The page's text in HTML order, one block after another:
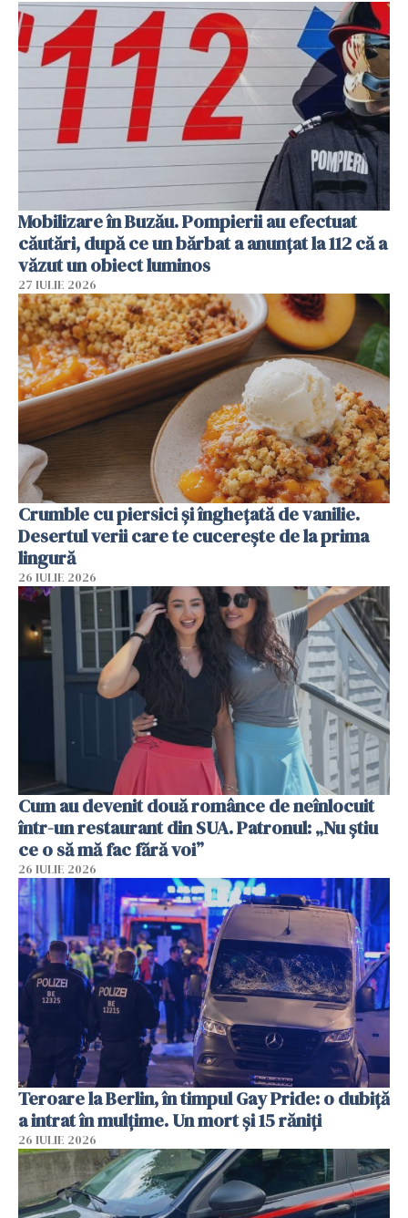
Mobilizare în Buzău. Pompierii au efectuat
căutări, după ce un bărbat a anunțat la 112 că a
văzut un obiect luminos
27 IULIE 2026
Crumble cu piersici și înghețată de vanilie.
Desertul verii care te cucerește de la prima
lingură
26 IULIE 2026
Cum au devenit două românce de neînlocuit
într-un restaurant din SUA. Patronul: „Nu știu
ce o să mă fac fără voi”
26 IULIE 2026
Teroare la Berlin, în timpul Gay Pride: o dubiță
a intrat în mulțime. Un mort și 15 răniți
26 IULIE 2026